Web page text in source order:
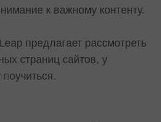
к важному контенту.
предлагает рассмотреть
страниц сайтов, у